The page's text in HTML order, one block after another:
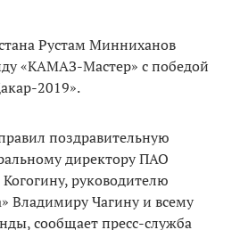
Рустам Минниханов
«КАМАЗ-Мастер» с победой
2019».
поздравительную
директору ПАО
руководителю
Владимиру Чагину и всему
сообщает пресс-служба